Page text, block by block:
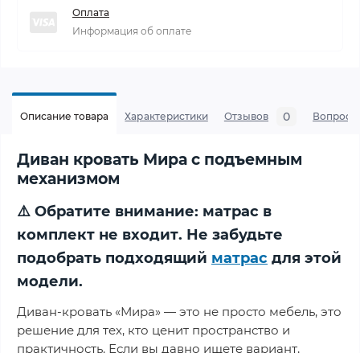
Оплата
Информация об оплате
Описание товара Характеристики Отзывов 0 Вопросы
Диван кровать Мира с подъемным
механизмом
⚠️ Обратите внимание: матрас в
комплект не входит. Не забудьте
подобрать подходящий матрас для этой
модели.
Диван-кровать «Мира» — это не просто мебель, это
решение для тех, кто ценит пространство и
практичность. Если вы давно ищете вариант,